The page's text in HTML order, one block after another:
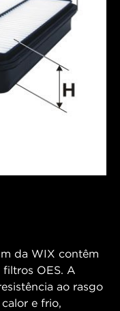
da WIX contêm
OES. A
ao rasgo
e frio,